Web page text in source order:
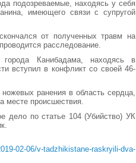
подозреваемые, находясь у себя
имеющего связи с супругой
от полученных травм на
расследование.
Канибадама, находясь в
вступил в конфликт со своей 46-
ранения в область сердца,
месте происшествия.
дело по статье 104 (Убийство) УК
02-06/v-tadzhikistane-raskryili-dva-